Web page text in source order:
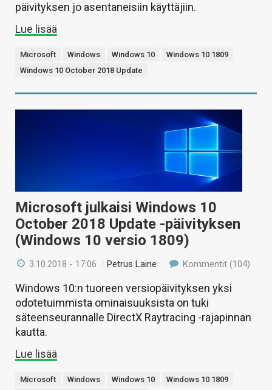
päivityksen jo asentaneisiin käyttäjiin.
Lue lisää
Microsoft Windows Windows 10
Windows 10 1809
Windows 10 October 2018 Update
Microsoft julkaisi Windows 10
October 2018 Update -päivityksen
(Windows 10 versio 1809)
3.10.2018 - 17:06 /Petrus Laine Kommentit (104)
Windows 10:n tuoreen versiopäivityksen yksi
odotetuimmista ominaisuuksista on tuki
säteenseurannalle DirectX Raytracing -rajapinnan
kautta.
Lue lisää
Microsoft Windows Windows 10
Windows 10 1809